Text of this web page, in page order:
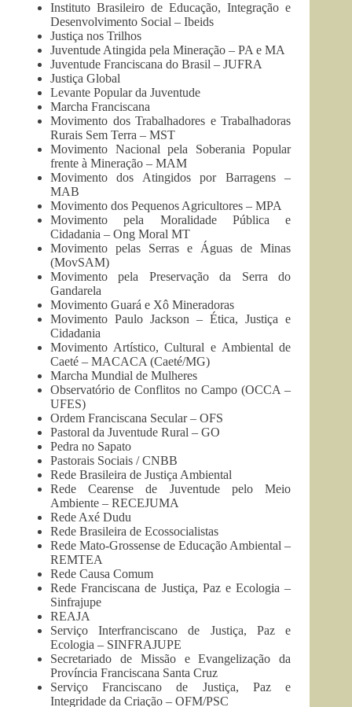
Instituto Brasileiro de Educação, Integração e
Desenvolvimento Social – Ibeids
Justiça nos Trilhos
Juventude Atingida pela Mineração – PA e MA
Juventude Franciscana do Brasil – JUFRA
Justiça Global
Levante Popular da Juventude
Marcha Franciscana
Movimento dos Trabalhadores e Trabalhadoras
Rurais Sem Terra – MST
Movimento Nacional pela Soberania Popular
frente à Mineração – MAM
Movimento dos Atingidos por Barragens –
MAB
Movimento dos Pequenos Agricultores – MPA
Movimento pela Moralidade Pública e
Cidadania – Ong Moral MT
Movimento pelas Serras e Águas de Minas
(MovSAM)
Movimento pela Preservação da Serra do
Gandarela
Movimento Guará e Xô Mineradoras
Movimento Paulo Jackson – Ética, Justiça e
Cidadania
Movimento Artístico, Cultural e Ambiental de
Caeté – MACACA (Caeté/MG)
Marcha Mundial de Mulheres
Observatório de Conflitos no Campo (OCCA –
UFES)
Ordem Franciscana Secular – OFS
Pastoral da Juventude Rural – GO
Pedra no Sapato
Pastorais Sociais / CNBB
Rede Brasileira de Justiça Ambiental
Rede Cearense de Juventude pelo Meio
Ambiente – RECEJUMA
Rede Axé Dudu
Rede Brasileira de Ecossocialistas
Rede Mato-Grossense de Educação Ambiental –
REMTEA
Rede Causa Comum
Rede Franciscana de Justiça, Paz e Ecologia –
Sinfrajupe
REAJA
Serviço Interfranciscano de Justiça, Paz e
Ecologia – SINFRAJUPE
Secretariado de Missão e Evangelização da
Província Franciscana Santa Cruz
Serviço Franciscano de Justiça, Paz e
Integridade da Criação – OFM/PSC